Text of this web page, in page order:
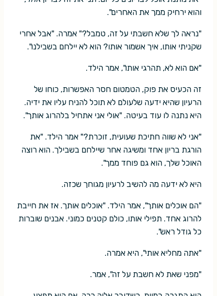
והוא ירחיק ממך את האחרים".
"נראה לך שלא חשבתי על זה, טמבל?" אמרה. "אבל אחרי
שקניתי אותו, איך אשמור אותו? הוא לא יילחם בשבילנו".
"אם הוא לא, תהרגי אותו", אמר הילד.
זה הכעיס את פוק, הטמטום חסר האפשרות, כוחו של
הרעיון שהיא ידעה שלעולם לא תוכל להניח עליו את ידיה.
היא נתנה לו עוד בעיטה. "אולי אני אתחיל בלהרוג אותך".
"אני לא שווה חתיכת שעועית, זוכרת?" אמר הילד. "את
הורגת בריון אחד ומשיגה אחר שיילחם בשבילך. הוא רוצה
האוכל שלך, הוא גם פוחד ממך".
היא לא ידעה מה להשיב לרעיון מגוחך שכזה.
"הם אוכלים אותך", אמר הילד. "אוכלים אותך. אז את חייבת
להרוג אחד. תפילי אותו, כולם קטנים כמוני. אבנים שוברות
כל גודל ראש".
"אתה מחליא אותי", היא אמרה.
"מפני שאת לא חשבת על זה", אמר.